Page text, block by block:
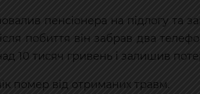
пенсіонера на підлогу та
побиття він забрав два
10 тисяч гривень і залишив
помер від отриманих травм.